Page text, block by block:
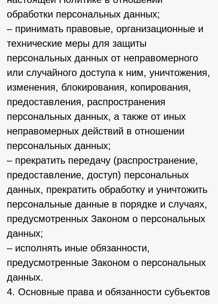
данных без согласия последнего, несут
ответственность в соответствии с
законодательством РФ.
5. Оператор может обрабатывать
следующие персональные данные
Пользователя
5.1. Фамилия, имя, отчество.
5.2. Электронный адрес.
5.3. Номера телефонов.
5.4. Также на сайте происходит сбор и
обработка обезличенных данных о
посетителях (в т.ч. файлов «cookie») с
помощью сервисов интернет-статистики
других).
5.5. Вышеперечисленные данные далее по
тексту Политики объединены общим
понятием Персональные данные.
5.6. Обработка специальных категорий
персональных данных, касающихся
политических взглядов, религиозных или
философских убеждений, интимной жизни,
Оператором не осуществляется.
разрешенных для распространения, из
числа специальных категорий персональных
данных, указанных в ч. 1 ст. 10 Закона о
персональных данных, допускается, если